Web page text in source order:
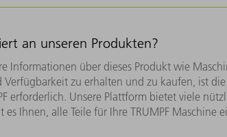
an unseren Produkten?
Informationen über dieses Produkt wie
Verfügbarkeit zu erhalten und zu kaufen, ist
erforderlich. Unsere Plattform bietet viele
es Ihnen, alle Teile für Ihre TRUMPF Maschine